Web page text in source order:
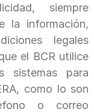
siempre
la información,
legales
el BCR utilice
sistemas para
como lo son
o correo